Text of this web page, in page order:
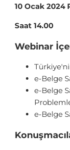
10 Ocak 2024
Saat 14.00
Webinar
e-Belge
e-Belge
e-Belge